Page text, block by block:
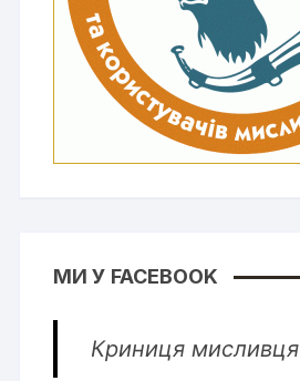
МИ У FACEBOOK
Криниця мисливця